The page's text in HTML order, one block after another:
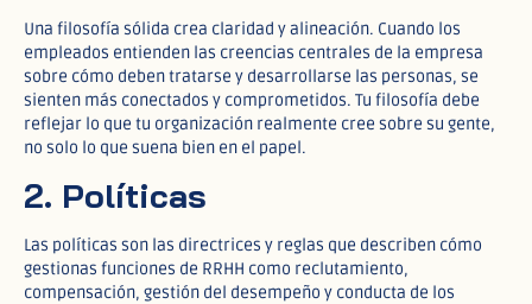
Una filosofía sólida crea claridad y alineación. Cuando los
empleados entienden las creencias centrales de la empresa
sobre cómo deben tratarse y desarrollarse las personas, se
sienten más conectados y comprometidos. Tu filosofía debe
reflejar lo que tu organización realmente cree sobre su gente,
no solo lo que suena bien en el papel.
2. Políticas
Las políticas son las directrices y reglas que describen cómo
gestionas funciones de RRHH como reclutamiento,
compensación, gestión del desempeño y conducta de los